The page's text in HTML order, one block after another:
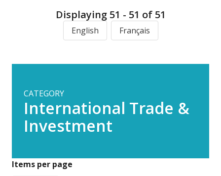
Displaying 51 - 51 of 51
English Français
CATEGORY
International Trade &
Investment
Items per page